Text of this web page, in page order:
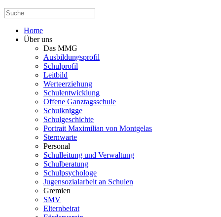
Home
Über uns
Das MMG
Ausbildungsprofil
Schulprofil
Leitbild
Werteerziehung
Schulentwicklung
Offene Ganztagsschule
Schulknigge
Schulgeschichte
Portrait Maximilian von Montgelas
Sternwarte
Personal
Schulleitung und Verwaltung
Schulberatung
Schulpsychologe
Jugensozialarbeit an Schulen
Gremien
SMV
Elternbeirat